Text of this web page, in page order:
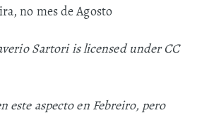
Sartori is licensed under CC
este aspecto en Febreiro, pero